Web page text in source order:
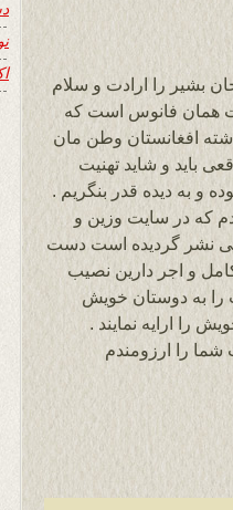
بشیر را ارادت و سلام
در حقیقت همان فانوس است که
افغانستان وطن مان
باید و شاید تهنیت
و به دیده قدر بنگریم .
که در سایت وزین و
عالی نشر گردیده است دست
و اجر دارین نصیب
را به دوستان خویش
را ارایه نمایند .
را ارزومندم